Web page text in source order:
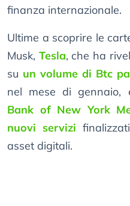
finanza internazionale.
Ultime a scoprire le
Musk, Tesla, che ha
su un volume di Btc
nel mese di gennaio,
Bank of New York
nuovi servizi
asset digitali.